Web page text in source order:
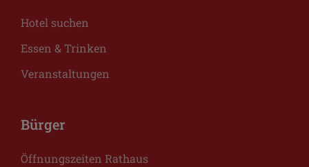
Hotel suchen
Essen & Trinken
Veranstaltungen
Bürger
Öffnungszeiten Rathaus